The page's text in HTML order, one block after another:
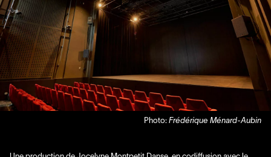
Photo: Frédérique Ménard-Aubin